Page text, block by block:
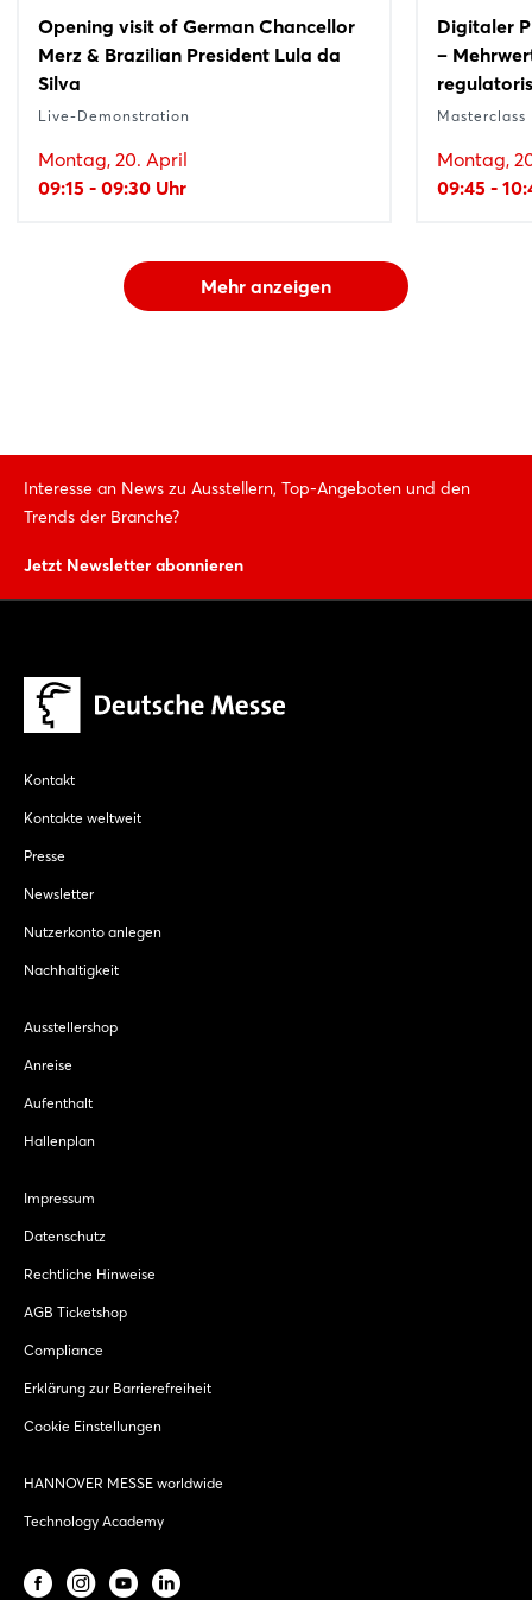
Opening visit of German Chancellor
Merz & Brazilian President Lula da
Silva
Live-Demonstration
Montag, 20. April
09:15 - 09:30 Uhr
Digitaler
–
Masterclass
Montag,
09:45 -
Mehr anzeigen
Interesse an News zu Ausstellern, Top-Angeboten und den
Trends der Branche?
Jetzt Newsletter abonnieren
Kontakt
Kontakte weltweit
Presse
Newsletter
Nutzerkonto anlegen
Nachhaltigkeit
Ausstellershop
Anreise
Aufenthalt
Hallenplan
Impressum
Datenschutz
Rechtliche Hinweise
AGB Ticketshop
Compliance
Erklärung zur Barrierefreiheit
Cookie Einstellungen
HANNOVER MESSE worldwide
Technology Academy